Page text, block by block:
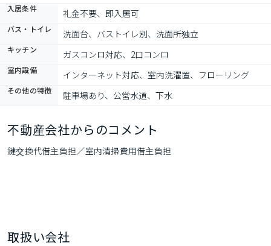
入居条件 礼金不要、即入居可
バス・トイレ 洗面台、バストイレ別、洗面所独立
キッチン ガスコンロ対応、2口コンロ
室内設備 インターネット対応、室内洗濯置、フローリング
その他の特徴 駐車場あり、公営水道、下水
不動産会社からのコメント
鍵交換代借主負担／室内清掃費用借主負担
取扱い会社